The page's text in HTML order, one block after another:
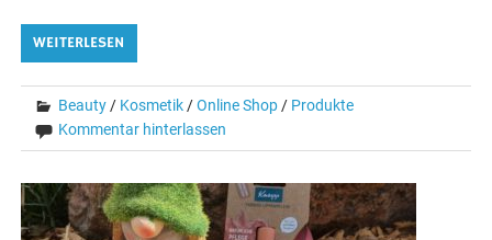
WEITERLESEN
Beauty / Kosmetik /Online Shop / Produkte
Kommentar hinterlassen